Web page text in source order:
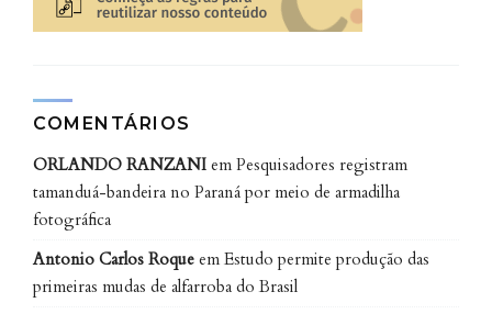
COMENTÁRIOS
ORLANDO RANZANI em Pesquisadores registram
tamanduá-bandeira no Paraná por meio de armadilha
fotográfica
Antonio Carlos Roque em Estudo permite produção das
primeiras mudas de alfarroba do Brasil